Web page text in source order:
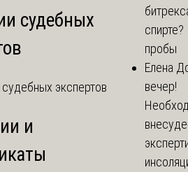
судебных
и
пробы
Елена
вечер!